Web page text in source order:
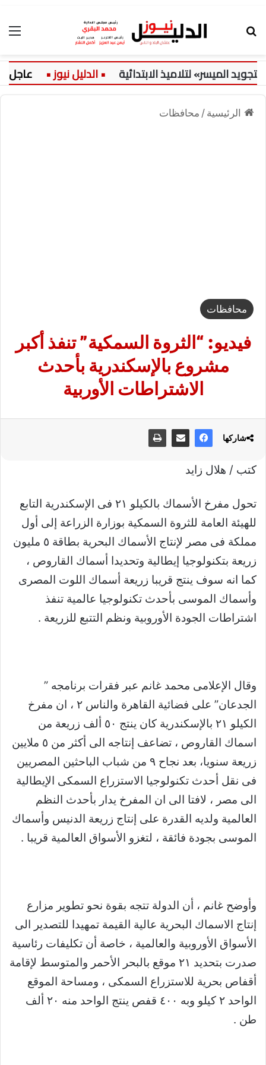
الميسر» لتلاميذ الابتدائية عاجل:
الرئيسية / محافظات
محافظات
فيديو: “الثروة السمكية” تنفذ أكبر
مشروع بالإسكندرية بأحدث
الاشتراطات الأوربية
كتب / هلال زايد
تحول مفرخ الأسماك بالكيلو ٢١ فى الإسكندرية التابع
للهيئة العامة للثروة السمكية بوزارة الزراعة إلى أول
مملكة فى مصر لإنتاج الأسماك البحرية بطاقة ٥ مليون
زريعة بتكنولوجيا إيطالية وتحديدا أسماك القاروص ،
كما انه سوف ينتج قريبا زريعة أسماك اللوت المصرى
وأسماك الموسى بأحدث تكنولوجيا عالمية تنفذ
اشتراطات الجودة الأوروبية ونظم التتبع للزريعة .
وقال الإعلامى محمد غانم عبر فقرات برنامجه ”
الجدعان” على فضائية القاهرة والناس ٢ ، ان مفرخ
الكيلو ٢١ بالإسكندرية كان ينتج ٥٠ ألف زريعة من
اسماك القاروص ، تضاعف إنتاجه الى أكثر من ٥ ملايين
زريعة سنويا، بعد نجاح ٩ من شباب الباحثين المصريين
فى نقل أحدث تكنولوجيا الاستزراع السمكى الإيطالية
الى مصر ، لافتا الى ان المفرخ يدار بأحدث النظم
العالمية ولديه القدرة على إنتاج زريعة الدنيس وأسماك
الموسى بجودة فائقة ، لتغزو الأسواق العالمية قريبا .
وأوضح غانم ، أن الدولة تتجه بقوة نحو تطوير مزارع
إنتاج الاسماك البحرية عالية القيمة تمهيدا للتصدير الى
الأسواق الأوروبية والعالمية ، خاصة أن تكليفات رئاسية
صدرت بتحديد ٢١ موقع بالبحر الأحمر والمتوسط لإقامة
أقفاص بحرية للاستزراع السمكى ، ومساحة الموقع
الواحد ٢ كيلو وبه ٤٠٠ قفص ينتج الواحد منه ٢٠ ألف
طن .
شاركها